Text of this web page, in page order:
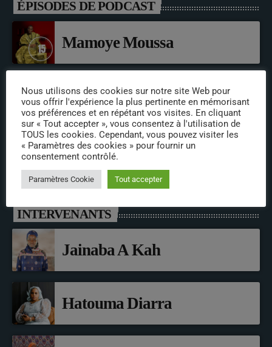
ÉPISODES DE PODCAST
Mamoye Moussa
LLdouk’S
Issa Sylla
INTERVENANTS
Jainaba A Kah
Hatouma Diarra
Nous utilisons des cookies sur notre site Web pour
vous offrir l'expérience la plus pertinente en mémorisant
vos préférences et en répétant vos visites. En cliquant
sur « Tout accepter », vous consentez à l'utilisation de
TOUS les cookies. Cependant, vous pouvez visiter les
« Paramètres des cookies » pour fournir un
consentement contrôlé.
Paramètres Cookie Tout accepter